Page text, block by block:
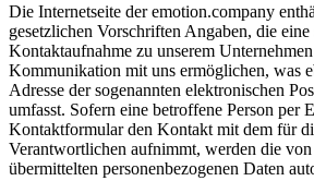
Die Internetseite der emotion.company
gesetzlichen Vorschriften Angaben, die
Kontaktaufnahme zu unserem
Kommunikation mit uns ermöglichen, was
Adresse der sogenannten elektronischen
umfasst. Sofern eine betroffene Person per
Kontaktformular den Kontakt mit dem für
Verantwortlichen aufnimmt, werden die
übermittelten personenbezogenen Daten